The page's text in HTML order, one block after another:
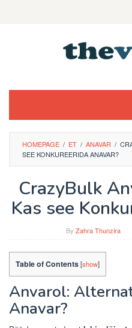
HOMEPAGE / ET / ANAVAR /
SEE KONKUREERIDA ANAVAR?
CrazyBulk
Kas see
By Zahra Thunzira
Table of Contents[show]
Anvarol:
Anavar?